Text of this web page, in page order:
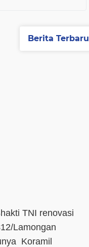
TNI renovasi
Lamongan
Koramil
Berita Terbaru